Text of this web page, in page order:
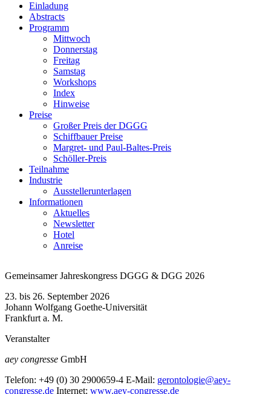
Einladung
Abstracts
Programm
Mittwoch
Donnerstag
Freitag
Samstag
Workshops
Index
Hinweise
Preise
Großer Preis der DGGG
Schiffbauer Preise
Margret- und Paul-Baltes-Preis
Schöller-Preis
Teilnahme
Industrie
Ausstellerunterlagen
Informationen
Aktuelles
Newsletter
Hotel
Anreise
Gemeinsamer Jahreskongress DGGG & DGG 2026
23. bis 26. September 2026
Johann Wolfgang Goethe-Universität
Frankfurt a. M.
Veranstalter
aey congresse GmbH
Telefon: +49 (0) 30 2900659-4 E-Mail: gerontologie@aey-
congresse.de Internet: www.aey-congresse.de